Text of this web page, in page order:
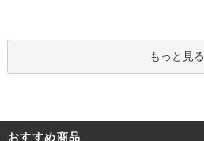
もっと見る
おすすめ商品